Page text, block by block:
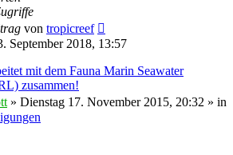
von tropicreef
September 2018, 13:57
mit dem Fauna Marin Seawater
zusammen!
» Dienstag 17. November 2015, 20:32 » in